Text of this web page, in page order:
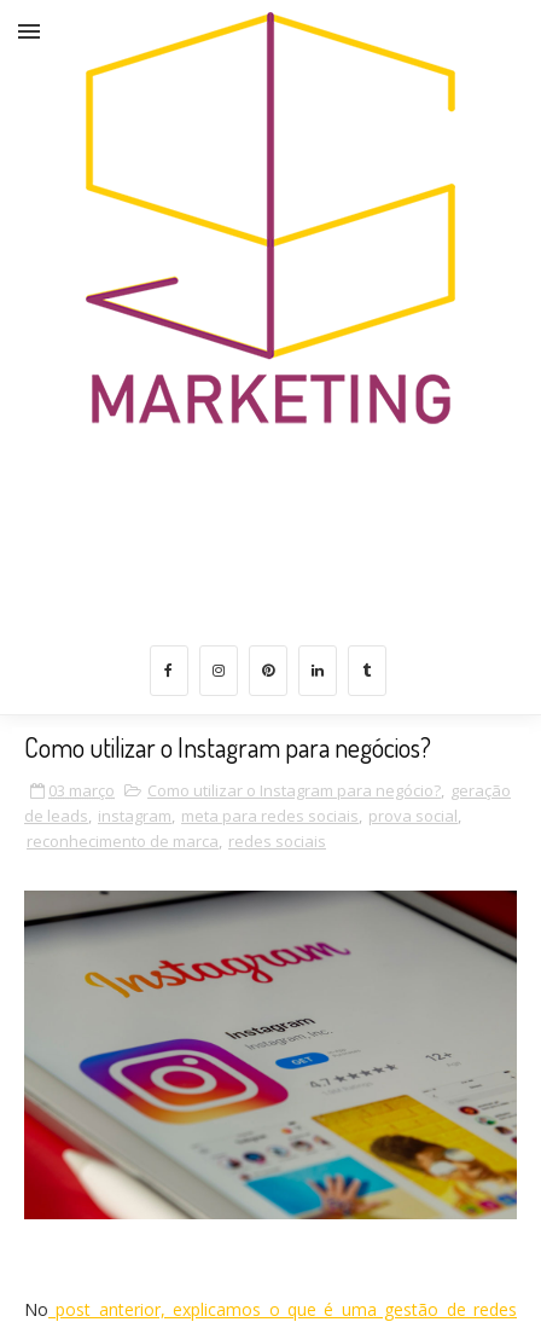
Como utilizar o Instagram para negócios?
03 março Como utilizar o Instagram para negócio?, geração
de leads, instagram, meta para redes sociais, prova social,
reconhecimento de marca, redes sociais
No post anterior, explicamos o que é uma gestão de redes